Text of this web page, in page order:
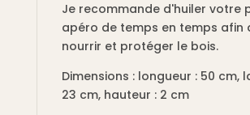
Je recommande d'huiler votre
apéro de temps en temps afin
nourrir et protéger le bois.
Dimensions : longueur : 50 cm,
23 cm, hauteur : 2 cm